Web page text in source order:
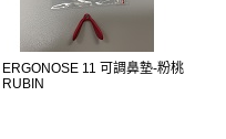
ERGONOSE 11 可調鼻墊-粉桃
RUBIN